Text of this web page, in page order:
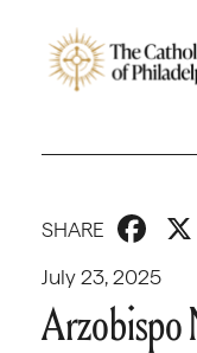
July 23, 2025
SHARE
Arzobispo